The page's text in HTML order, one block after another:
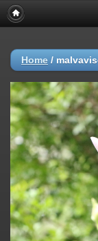
Home /